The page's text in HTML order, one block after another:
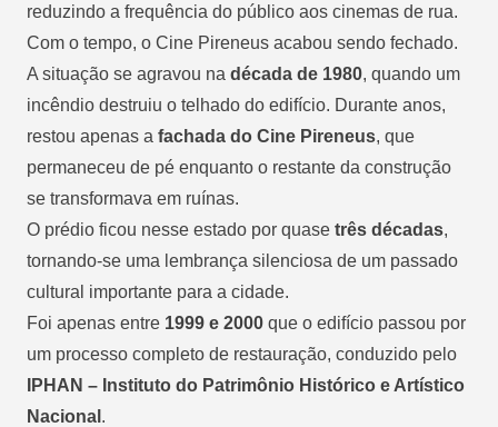
reduzindo a frequência do público aos cinemas de rua.
Com o tempo, o Cine Pireneus acabou sendo fechado.
A situação se agravou na década de 1980, quando um
incêndio destruiu o telhado do edifício. Durante anos,
restou apenas a fachada do Cine Pireneus, que
permaneceu de pé enquanto o restante da construção
se transformava em ruínas.
O prédio ficou nesse estado por quase três décadas,
tornando-se uma lembrança silenciosa de um passado
cultural importante para a cidade.
Foi apenas entre 1999 e 2000 que o edifício passou por
um processo completo de restauração, conduzido pelo
IPHAN – Instituto do Patrimônio Histórico e Artístico
Nacional .